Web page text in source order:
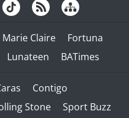
Marie Claire
Fortuna
Lunateen BATimes
Contigo
Stone
Sport Buzz